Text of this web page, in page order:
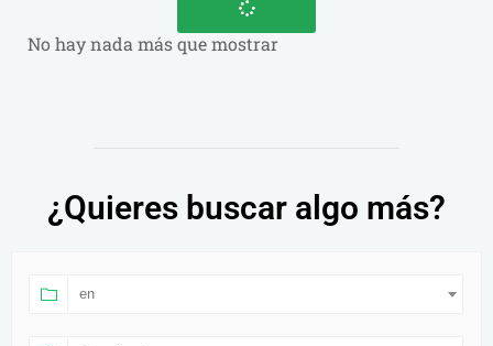
No hay nada más que mostrar
¿Quieres buscar algo más?
en